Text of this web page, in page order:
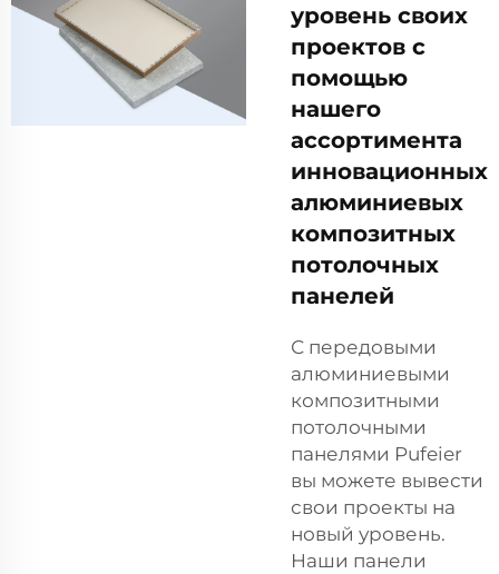
уровень своих
проектов с
помощью
нашего
ассортимента
инновационных
алюминиевых
композитных
потолочных
панелей
С передовыми
алюминиевыми
композитными
потолочными
панелями Pufeier
вы можете вывести
свои проекты на
новый уровень.
Наши панели